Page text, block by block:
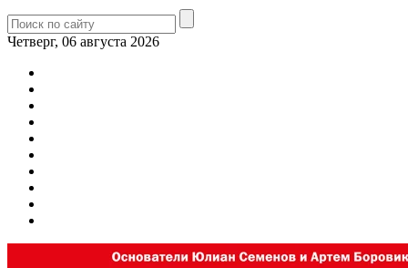
Четверг, 06 августа 2026